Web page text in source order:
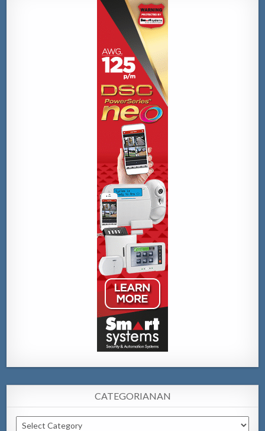
CATEGORIANAN
Categorianan